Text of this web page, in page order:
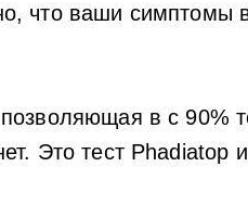
что ваши симптомы
в с 90%
Это тест Phadiatop